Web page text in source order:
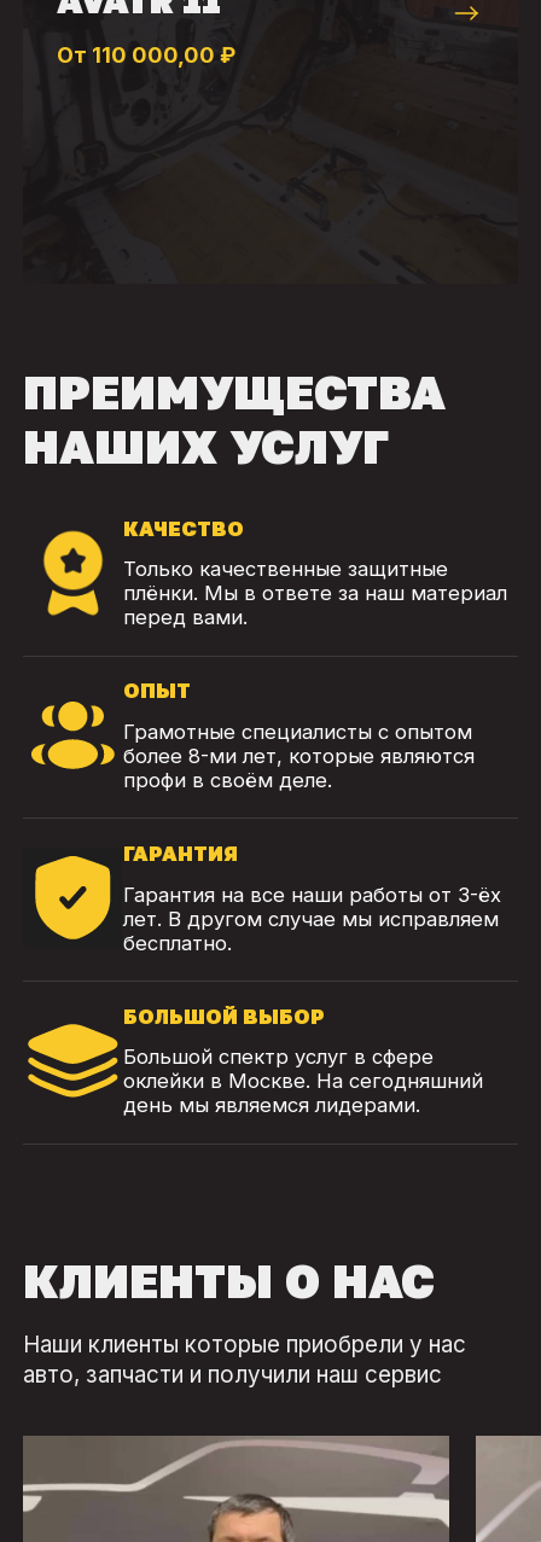
От 110 000,00 ₽
ПРЕИМУЩЕСТВА
НАШИХ УСЛУГ
КАЧЕСТВО
Только качественные защитные
плёнки. Мы в ответе за наш материал
перед вами.
ОПЫТ
Грамотные специалисты с опытом
более 8-ми лет, которые являются
профи в своём деле.
ГАРАНТИЯ
Гарантия на все наши работы от 3-ёх
лет. В другом случае мы исправляем
бесплатно.
БОЛЬШОЙ ВЫБОР
Большой спектр услуг в сфере
оклейки в Москве. На сегодняшний
день мы являемся лидерами.
КЛИЕНТЫ О НАС
Наши клиенты которые приобрели у нас
авто, запчасти и получили наш сервис